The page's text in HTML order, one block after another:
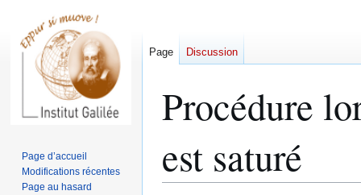
Procédure
est saturé
Page Discussion
Page d’accueil
Modifications récentes
Page au hasard